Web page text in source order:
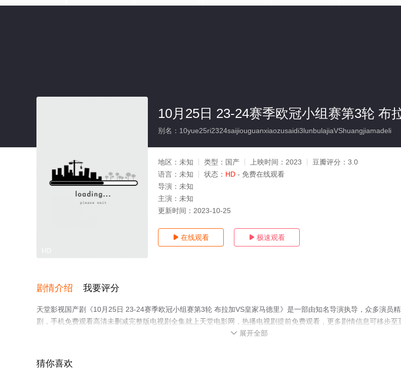
10月25日 23-24赛季欧冠小组赛第3轮 布
别名：10yue25ri2324saijiouguanxiaozusaidi3lunbulajiaVShuangjiamadeli
地区： 未知 类型： 国产 上映时间： 2023 豆瓣评分： 3.0
语言： 未知 状态： HD - 免费在线观看
导演： 未知
主演： 未知
更新时间： 2023-10-25
 在线观看  极速观看
剧情介绍 我要评分
天堂影视国产剧《10月25日 23-24赛季欧冠小组赛第3轮 布拉加VS皇家马德里》是一部由知名导演执导，众多演员
剧，手机免费观看高清未删减完整版电视剧全集就上天堂电影网，热播电视剧提前免费观看，更多剧情信息可移步至
 展开全部
猜你喜欢